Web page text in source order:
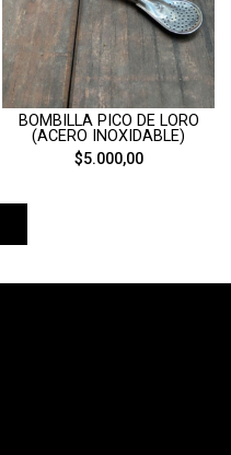
BOMBILLA PICO DE LORO
(ACERO INOXIDABLE)
$5.000,00